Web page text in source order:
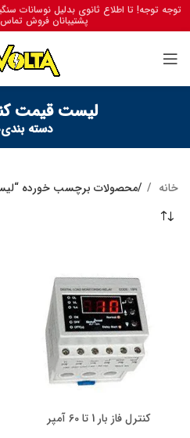
توجه توجه! تا اطلاع ثانوی بدلیل نوسانات
پشتیبانان فروش
لیست قیمت
دسته
خانه محصولات برچسب خورده
کنترل فاز بار 1 تا 60 آمپر